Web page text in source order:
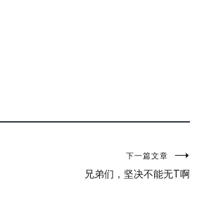
下一篇文章
兄弟们，坚决不能无T啊